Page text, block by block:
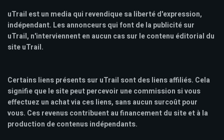
uTrail est un media qui revendique sa liberté d'expression,
indépendant. Les annonceurs qui font de la publicité sur
uTrail, n'interviennent en aucun cas sur le contenu éditorial du
site uTrail.
Certains liens présents sur uTrail sont des liens affiliés. Cela
signifie que le site peut percevoir une commission si vous
effectuez un achat via ces liens, sans aucun surcoût pour
vous. Ces revenus contribuent au financement du site et à la
production de contenus indépendants.